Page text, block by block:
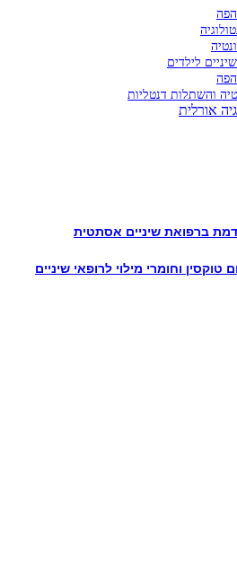
לילדים
והשתלות דנטליות
אורלית
ברפואת שיניים אסתטית
טוקסין וחומרי מילוי לרופאי שיניים